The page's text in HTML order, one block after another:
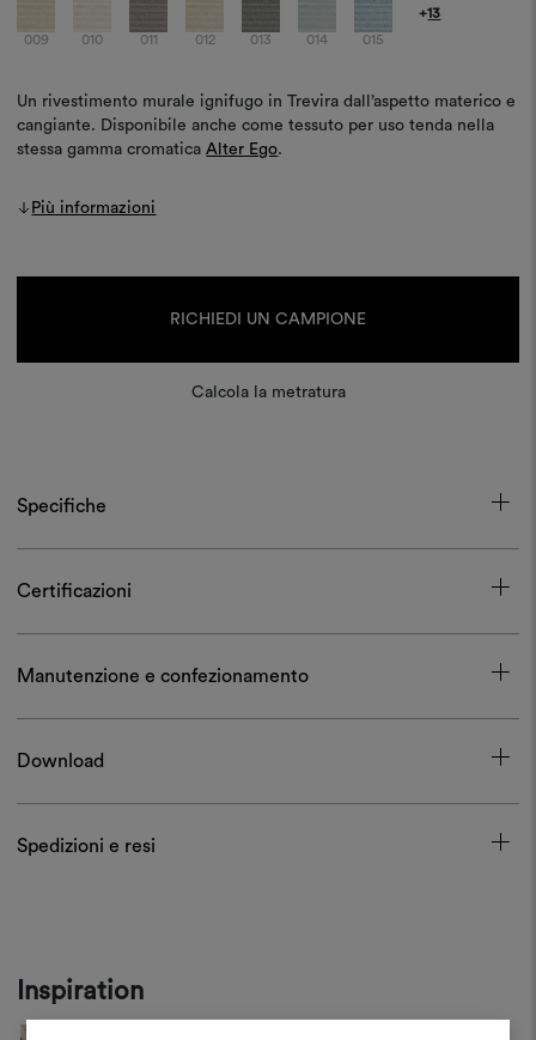
009 010 011 012 013 014 015
+13
Un rivestimento murale ignifugo in Trevira dall’aspetto materico e
cangiante. Disponibile anche come tessuto per uso tenda nella
stessa gamma cromaticaAlter Ego.
Più informazioni
RICHIEDI UN CAMPIONE
Calcola la metratura
Specifiche
Certificazioni
Manutenzione e confezionamento
Download
Spedizioni e resi
Inspiration